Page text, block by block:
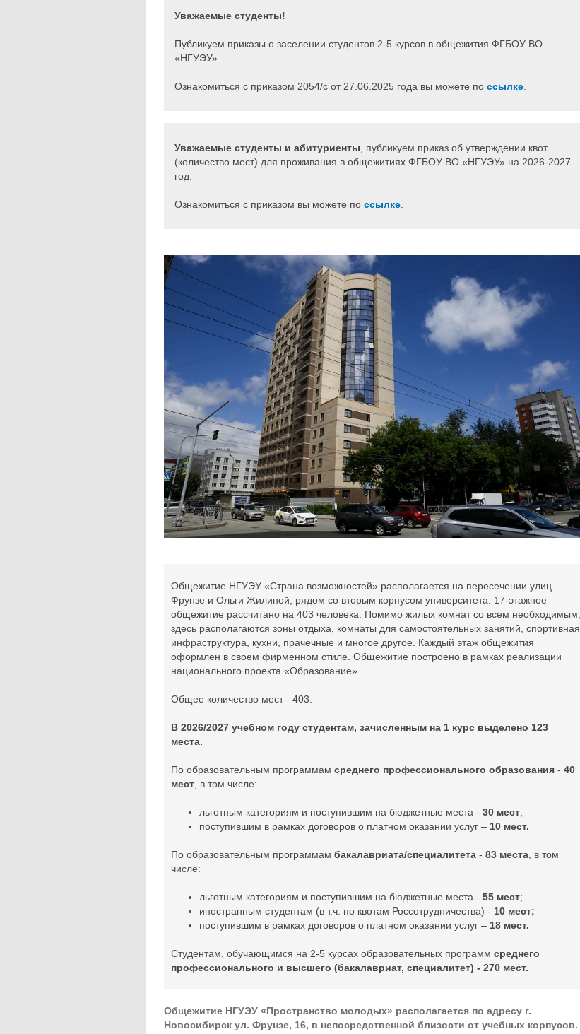
Уважаемые студенты!
Публикуем приказы о заселении студентов 2-5 курсов в общежития ФГБОУ ВО
«НГУЭУ»
Ознакомиться с приказом 2054/c от 27.06.2025 года вы можете по ссылке
Уважаемые студенты и абитуриенты , публикуем приказ об утверждении квот
(количество мест) для проживания в общежитиях ФГБОУ ВО «НГУЭУ» на 2026-2027
год.
Ознакомиться с приказом вы можете по ссылке
Общежитие НГУЭУ «Страна возможностей» располагается на пересечении улиц
Фрунзе и Ольги Жилиной, рядом со вторым корпусом университета. 17-этажное
общежитие рассчитано на 403 человека. Помимо жилых комнат со всем необходимым,
здесь располагаются зоны отдыха, комнаты для самостоятельных занятий, спортивная
инфраструктура, кухни, прачечные и многое другое. Каждый этаж общежития
оформлен в своем фирменном стиле. Общежитие построено в рамках реализации
национального проекта «Образование».
Общее количество мест - 403.
В 2026/2027 учебном году студентам, зачисленным на 1 курс выделено 123
места.
По образовательным программам среднего профессионального образования - 40
мест , в том числе:
льготным категориям и поступившим на бюджетные места - 30 мест;
поступившим в рамках договоров о платном оказании услуг – 10 мест.
По образовательным программам бакалавриата/специалитета - 83 места , в том
числе:
льготным категориям и поступившим на бюджетные места - 55 мест;
иностранным студентам (в т.ч. по квотам Россотрудничества) - 10 мест;
поступившим в рамках договоров о платном оказании услуг – 18 мест.
Студентам, обучающимся на 2-5 курсах образовательных программ среднего
профессионального и высшего (бакалавриат, специалитет) - 270 мест.
Общежитие НГУЭУ «Пространство молодых» располагается по адресу г.
Новосибирск ул. Фрунзе, 16, в непосредственной близости от учебных корпусов.